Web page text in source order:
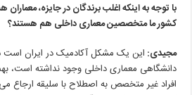
باتوجهبهاینکهاغلببرندگاندرجایزه،معماران
کشورمامتخصصینمعماریداخلی هم هستند؟
مجیدی: این یک مشکل آکادمیک در ایران
دانشگاهی معماری داخلی وجود نداشته است،
افرادغیر متخصصبه اصطلاح با سلیقه ارجاع